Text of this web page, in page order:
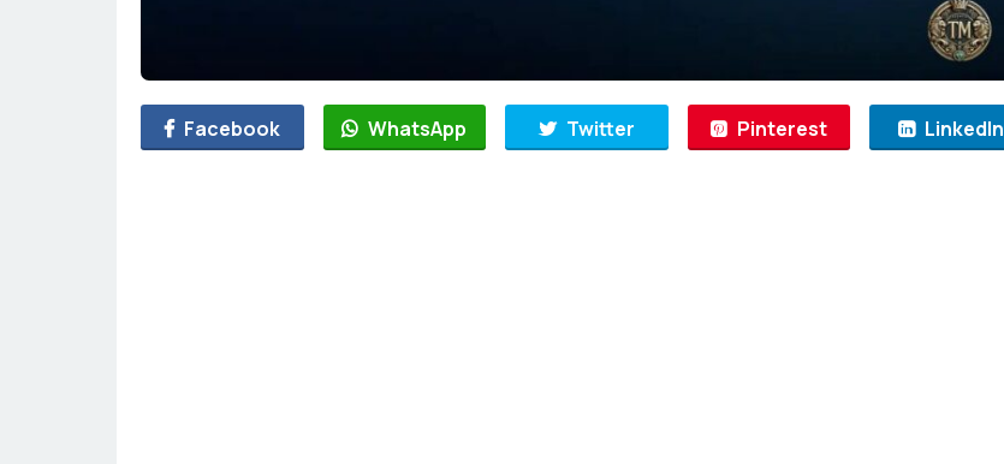
Facebook WhatsApp Twitter Pinterest LinkedIn